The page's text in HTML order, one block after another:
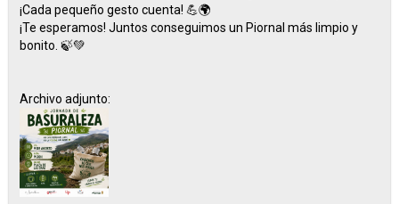
¡Cada pequeño gesto cuenta! 💪🌍
¡Te esperamos! Juntos conseguimos un Piornal más limpio y
bonito. 🍃💚
Archivo adjunto: